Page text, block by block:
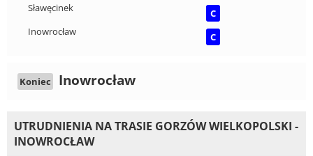
Sławęcinek
C
Inowrocław
C
Koniec Inowrocław
UTRUDNIENIA NA TRASIE GORZÓW WIELKOPOLSKI -
INOWROCŁAW